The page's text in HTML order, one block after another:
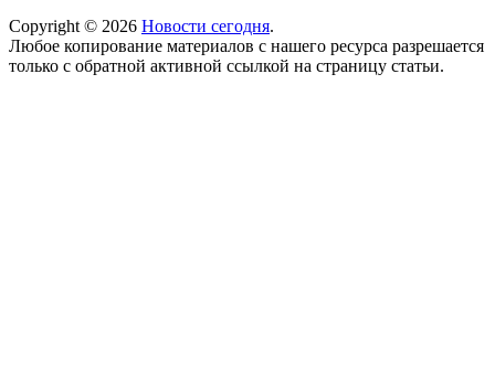
Copyright © 2026 Новости сегодня.
Любое копирование материалов с нашего ресурса разрешается
только с обратной активной ссылкой на страницу статьи.